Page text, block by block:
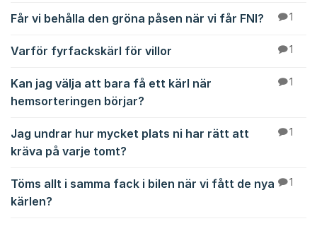
Får vi behålla den gröna påsen när vi får FNI? 1
Varför fyrfackskärl för villor 1
Kan jag välja att bara få ett kärl när
hemsorteringen börjar?
1
Jag undrar hur mycket plats ni har rätt att
kräva på varje tomt?
1
Töms allt i samma fack i bilen när vi fått de nya
kärlen?
1